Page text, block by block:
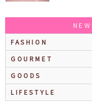
FASHION
GOURMET
GOODS
LIFESTYLE